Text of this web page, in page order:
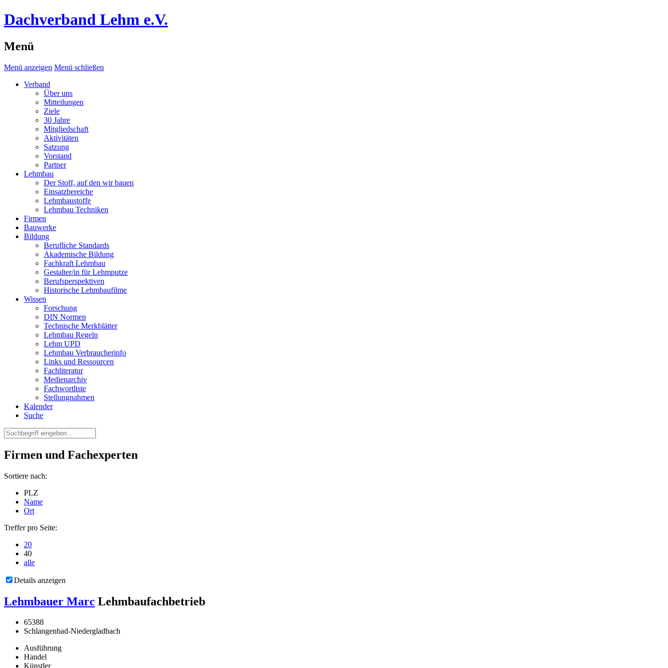
Dachverband Lehm e.V.
Menü
Menü anzeigen Menü schließen
Verband
Über uns
Mitteilungen
Ziele
30 Jahre
Mitgliedschaft
Aktivitäten
Satzung
Vorstand
Partner
Lehmbau
Der Stoff, auf den wir bauen
Einsatzbereiche
Lehmbaustoffe
Lehmbau Techniken
Firmen
Bauwerke
Bildung
Berufliche Standards
Akademische Bildung
Fachkraft Lehmbau
Gestalter/in für Lehmputze
Berufsperspektiven
Historische Lehmbaufilme
Wissen
Forschung
DIN Normen
Technische Merkblätter
Lehmbau Regeln
Lehm UPD
Lehmbau Verbraucherinfo
Links und Ressourcen
Fachliteratur
Medienarchiv
Fachwortliste
Stellungnahmen
Kalender
Suche
Firmen und Fachexperten
Sortiere nach:
PLZ
Name
Ort
Treffer pro Seite:
20
40
alle
Details anzeigen
Lehmbauer Marc Lehmbaufachbetrieb
65388
Schlangenbad-Niedergladbach
Ausführung
Handel
Künstler